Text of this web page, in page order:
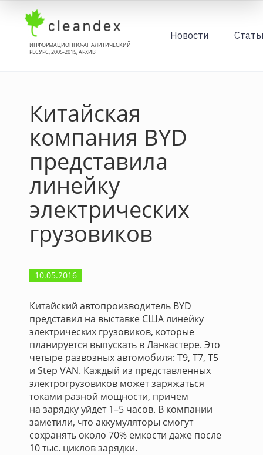
ИНФОРМАЦИОННО-АНАЛИТИЧЕСКИЙ
РЕСУРС, 2005-2015, АРХИВ
Новости
Китайская
компания BYD
представила
линейку
электрических
грузовиков
10.05.2016
Китайский автопроизводитель BYD
представил на выставке США линейку
электрических грузовиков, которые
планируется выпускать в Ланкастере. Это
четыре развозных автомобиля: Т9, Т7, Т5
и Step VAN. Каждый из представленных
электрогрузовиков может заряжаться
токами разной мощности, причем
на зарядку уйдет 1–5 часов. В компании
заметили, что аккумуляторы смогут
сохранять около 70% емкости даже после
10 тыс. циклов зарядки.